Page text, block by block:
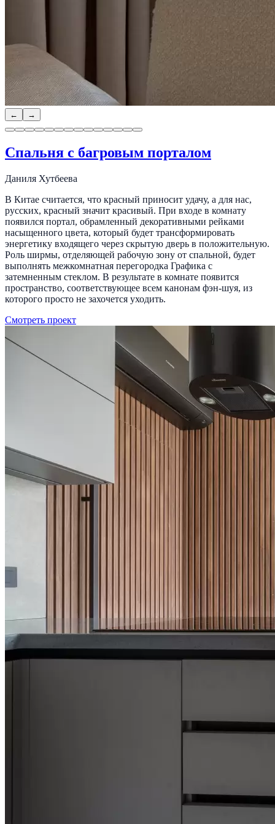
← →
Спальня с багровым порталом
Даниля Хутбеева
В Китае считается, что красный приносит удачу, а для нас,
русских, красный значит красивый. При входе в комнату
появился портал, обрамленный декоративными рейками
насыщенного цвета, который будет трансформировать
энергетику входящего через скрытую дверь в положительную.
Роль ширмы, отделяющей рабочую зону от спальной, будет
выполнять межкомнатная перегородка Графика с
затемненным стеклом. В результате в комнате появится
пространство, соответствующее всем канонам фэн-шуя, из
которого просто не захочется уходить.
Смотреть проект